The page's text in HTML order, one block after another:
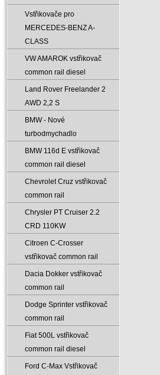
Vstřikovače pro
MERCEDES-BENZ A-
CLASS
VW AMAROK vstřikovač
common rail diesel
Land Rover Freelander 2
AWD 2‚2 S
BMW - Nové
turbodmychadlo
BMW 116d E vstřikovač
common rail diesel
Chevrolet Cruz vstřikovač
common rail
Chrysler PT Cruiser 2.2
CRD 110KW
Citroen C-Crosser
vstřikovač common rail
Dacia Dokker vstřikovač
common rail
Dodge Sprinter vstřikovač
common rail
Fiat 500L vstřikovač
common rail diesel
Ford C-Max Vstřikovač